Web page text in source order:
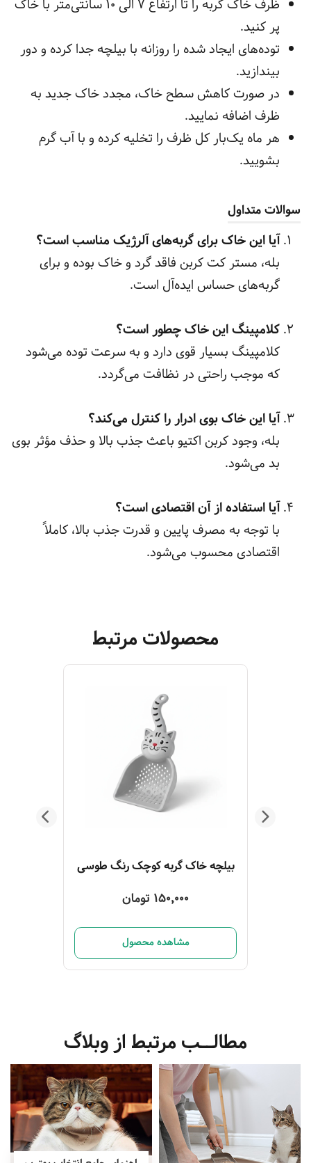
ظرف خاک گربه را تا ارتفاع ۷ الی ۱۰ سانتی‌متر با خاک
پر کنید.
توده‌های ایجاد شده را روزانه با بیلچه جدا کرده و دور
بیندازید.
در صورت کاهش سطح خاک، مجدد خاک جدید به
ظرف اضافه نمایید.
هر ماه یک‌بار کل ظرف را تخلیه کرده و با آب گرم
بشویید.
سوالات متداول
آیا این خاک برای گربه‌های آلرژیک مناسب است؟
بله، مستر کت کربن فاقد گرد و خاک بوده و برای
گربه‌های حساس ایده‌آل است.
کلامپینگ این خاک چطور است؟
کلامپینگ بسیار قوی دارد و به سرعت توده می‌شود
که موجب راحتی در نظافت می‌گردد.
آیا این خاک بوی ادرار را کنترل می‌کند؟
بله، وجود کربن اکتیو باعث جذب بالا و حذف مؤثر بوی
بد می‌شود.
آیا استفاده از آن اقتصادی است؟
با توجه به مصرف پایین و قدرت جذب بالا، کاملاً
اقتصادی محسوب می‌شود.
محصولات مرتبط
بیلچه خاک گربه کوچک رنگ طوسی
150,000 تومان
مشاهده محصول
مطالــب مرتبط از وبلاگ